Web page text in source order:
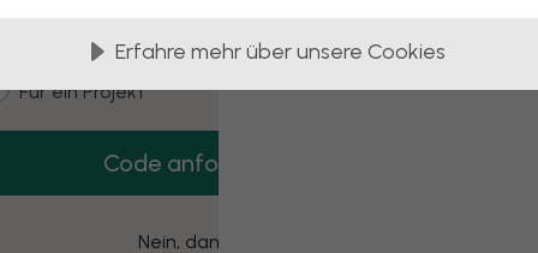
type
Für mich
Für ein Projekt
Code anfordern
Nein, danke
Erfahre mehr über unsere Cookies